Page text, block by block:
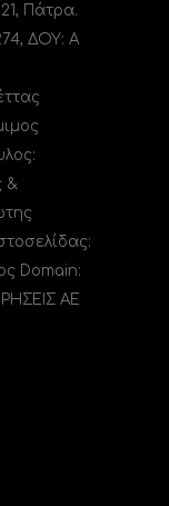
Πάτρα.
ΔΟΥ: A
&
Domain:
ΑΕ